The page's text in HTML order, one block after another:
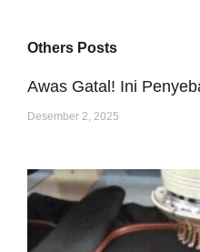
Others Posts
Awas Gatal! Ini
Desember 2, 2025